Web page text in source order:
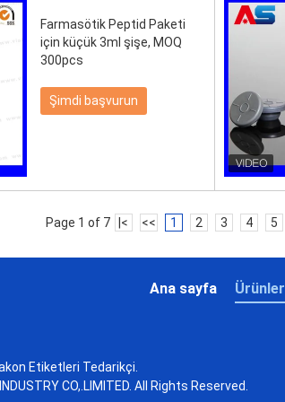
Farmasötik Peptid Paketi
için küçük 3ml şişe, MOQ
300pcs
Şimdi başvurun
Page 1 of 7 |< << 1 2 3 4 5
Ürünler
Ana sayfa
Etiketleri Tedarikçi.
CO,.LIMITED. All Rights Reserved.